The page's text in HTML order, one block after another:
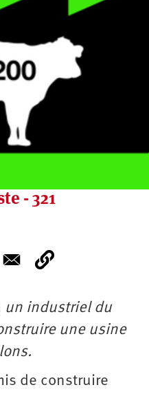
- 321
un industriel du
une usine
de construire